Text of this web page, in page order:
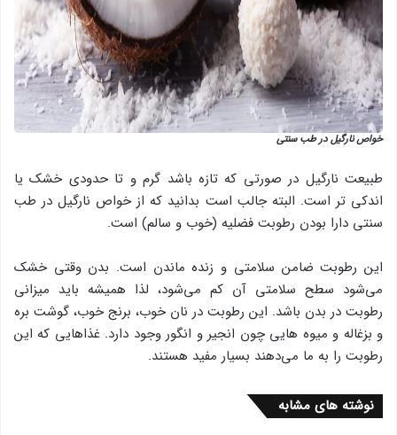
خواص نارگیل در طب سنتی
طبیعت نارگیل در صورتی که تازه باشد گرم و تا حدودی خشک یا
اندکی تر است. البته جالب است بدانید که از خواص نارگیل در طب
سنتی دارا بودن رطوبت فضلیه (خوب و سالم) است.
این رطوبت ضامن سلامتی و زنده ماندن است. بدن وقتی خشک
می‌شود سطح سلامتی آن کم می‌شود، لذا همیشه باید میزانی
رطوبت در بدن باشد. این رطوبت در نان خوب، برنج خوب، گوشت بره
و بزغاله و میوه هایی چون انجیر و انگور وجود دارد. غذاهایی که این
رطوبت را به ما می‌دهند بسیار مفید هستند.
نوشته های مشابه